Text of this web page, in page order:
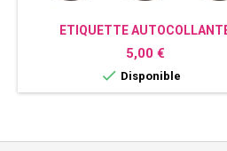
ETIQUETTE
PERSONNALISÉE CARS
Prix
5,00 €
 Disponible